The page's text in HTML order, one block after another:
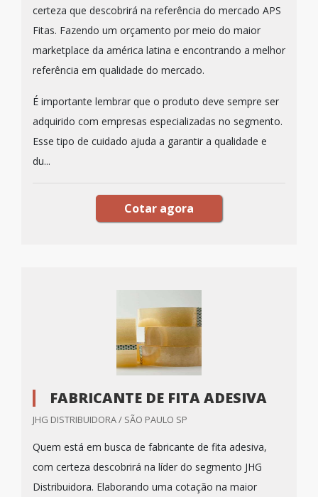
certeza que descobrirá na referência do mercado APS
Fitas. Fazendo um orçamento por meio do maior
marketplace da américa latina e encontrando a melhor
referência em qualidade do mercado.
É importante lembrar que o produto deve sempre ser
adquirido com empresas especializadas no segmento.
Esse tipo de cuidado ajuda a garantir a qualidade e
du...
Cotar agora
FABRICANTE DE FITA ADESIVA
JHG DISTRIBUIDORA / SÃO PAULO SP
Quem está em busca de fabricante de fita adesiva,
com certeza descobrirá na líder do segmento JHG
Distribuidora. Elaborando uma cotação na maior